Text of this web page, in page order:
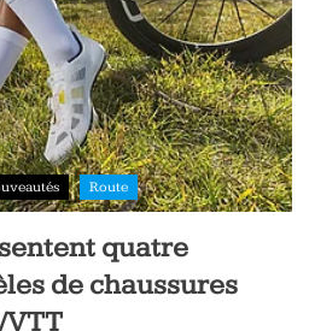
Route
quatre
de chaussures
VTT